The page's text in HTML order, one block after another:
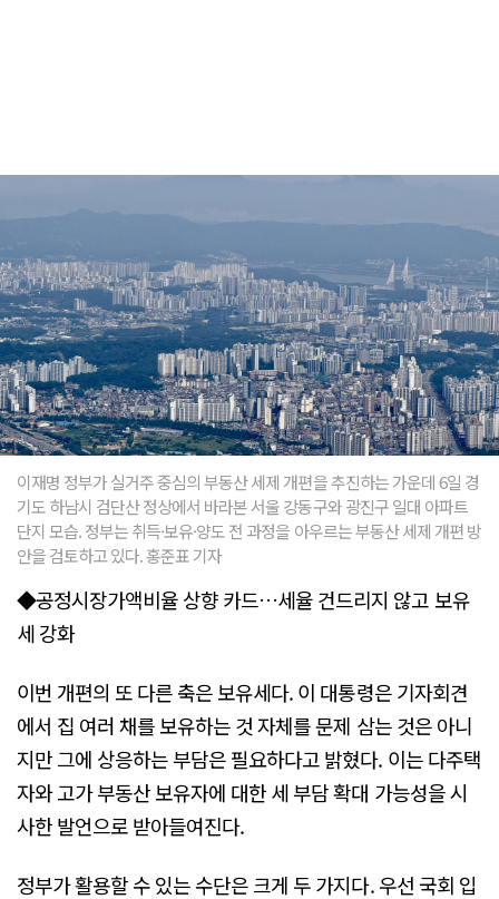
이재명 정부가 실거주 중심의 부동산 세제 개편을 추진하는 가운데 6일 경
기도 하남시 검단산 정상에서 바라본 서울 강동구와 광진구 일대 아파트
단지 모습. 정부는 취득·보유·양도 전 과정을 아우르는 부동산 세제 개편 방
안을 검토하고 있다. 홍준표 기자
◆공정시장가액비율 상향 카드…세율 건드리지 않고 보유
세 강화
이번 개편의 또 다른 축은 보유세다. 이 대통령은 기자회견
에서 집 여러 채를 보유하는 것 자체를 문제 삼는 것은 아니
지만 그에 상응하는 부담은 필요하다고 밝혔다. 이는 다주택
자와 고가 부동산 보유자에 대한 세 부담 확대 가능성을 시
사한 발언으로 받아들여진다.
정부가 활용할 수 있는 수단은 크게 두 가지다. 우선 국회 입